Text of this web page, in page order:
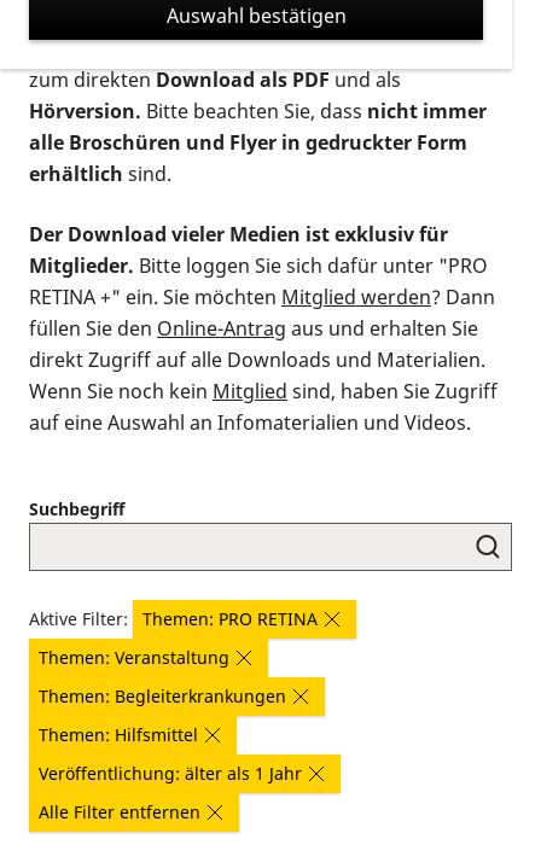
verschiedenen Formaten angeboten: zur
postalischen Bestellung als gedruckte Variante
zum direktenDownload als PDFund als
Hörversion. Bitte beachten Sie, dass nicht immer
alle Broschüren und Flyer in gedruckter Form
erhältlich sind.
Der Download vieler Medien ist exklusiv für
Mitglieder. Bitte loggen Sie sich dafür unter "PRO
RETINA +" ein. Sie möchten Mitglied werden? Dann
füllen Sie den Online-Antrag aus und erhalten Sie
direkt Zugriff auf alle Downloads und Materialien.
Wenn Sie noch kein Mitglied sind, haben Sie Zugriff
auf eine Auswahl an Infomaterialien und Videos.
Suchbegriff
Aktive Filter:
Themen: PRO RETINA
Themen: Veranstaltung
Themen: Begleiterkrankungen
Themen: Hilfsmittel
Veröffentlichung: älter als 1 Jahr
Alle Filter entfernen
Auswahl bestätigen